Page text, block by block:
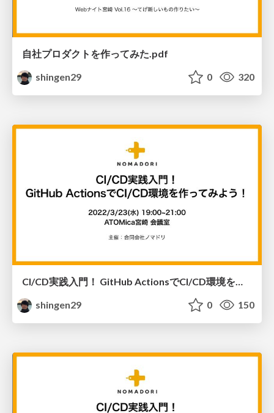
自社プロダクトを作ってみた.pdf
shingen29
0 320
shingen29
0 150